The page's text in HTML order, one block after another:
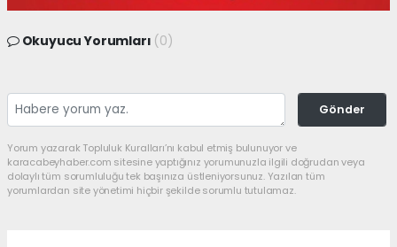
Okuyucu Yorumları (0)
Gönder
Yorum yazarak Topluluk Kuralları’nı kabul etmiş bulunuyor ve
karacabeyhaber.com sitesine yaptığınız yorumunuzla ilgili doğrudan veya
dolaylı tüm sorumluluğu tek başınıza üstleniyorsunuz. Yazılan tüm
yorumlardan site yönetimi hiçbir şekilde sorumlu tutulamaz.